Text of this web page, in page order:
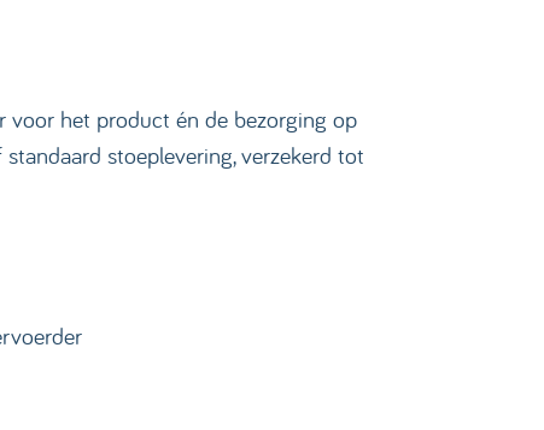
voor het product én de bezorging op
stoeplevering, verzekerd tot